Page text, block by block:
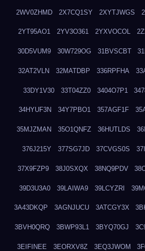
2WV0ZHMD 2X7CQ1SY 2XYTJWGS
2YT95AO1 2YV3O361 2YXVOCOL
30D5VUM9 30W729OG 31BVSCBT
32AT2VLN 32MATDBP 336RPFHA
33DY1V30 33T04ZZ0 3404O7P1
34HYUF3N 34Y7PBO1 357AGF1F
35MJZMAN 35O1QNFZ 36HUTLDS
376J215Y 377SG7JD 37CVGS0S
37X9FZP9 38J0SXQX 38NQ9PDV
39D3U3A0 39LAIWA9 39LCYZRI
3A43DKQP 3AGNJUCU 3ATCGY3X
3BVH0QRQ 3BWP93L1 3BYQ70GJ
3EIFINEE 3EORXV8Z 3EQ3JWOM